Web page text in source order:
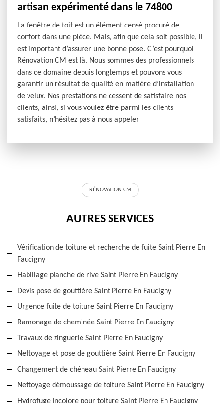
artisan expérimenté dans le 74800
La fenêtre de toit est un élément censé procuré de
confort dans une pièce. Mais, afin que cela soit possible, il
est important d’assurer une bonne pose. C’est pourquoi
Rénovation CM est là. Nous sommes des professionnels
dans ce domaine depuis longtemps et pouvons vous
garantir un résultat de qualité en matière d’installation
de velux. Nos prestations ne cessent de satisfaire nos
clients, ainsi, si vous voulez être parmi les clients
satisfaits, n’hésitez pas à nous appeler
RÉNOVATION CM
AUTRES SERVICES
Vérification de toiture et recherche de fuite Saint Pierre En
Faucigny
Habillage planche de rive Saint Pierre En Faucigny
Devis pose de gouttière Saint Pierre En Faucigny
Urgence fuite de toiture Saint Pierre En Faucigny
Ramonage de cheminée Saint Pierre En Faucigny
Travaux de zinguerie Saint Pierre En Faucigny
Nettoyage et pose de gouttière Saint Pierre En Faucigny
Changement de chéneau Saint Pierre En Faucigny
Nettoyage démoussage de toiture Saint Pierre En Faucigny
Hydrofuge incolore pour toiture Saint Pierre En Faucigny